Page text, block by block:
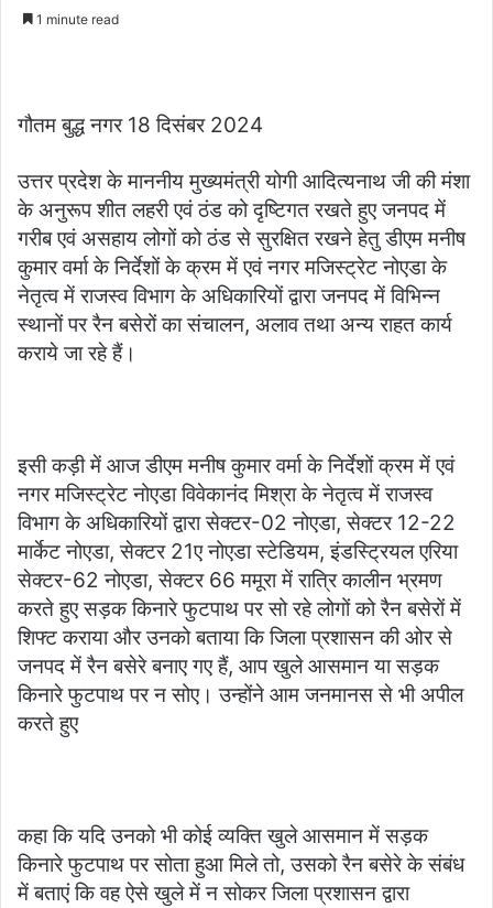
1 minute read
गौतम बुद्ध नगर 18 दिसंबर 2024
उत्तर प्रदेश के माननीय मुख्यमंत्री योगी आदित्यनाथ जी की मंशा
के अनुरूप शीत लहरी एवं ठंड को दृष्टिगत रखते हुए जनपद में
गरीब एवं असहाय लोगों को ठंड से सुरक्षित रखने हेतु डीएम मनीष
कुमार वर्मा के निर्देशों के क्रम में एवं नगर मजिस्ट्रेट नोएडा के
नेतृत्व में राजस्व विभाग के अधिकारियों द्वारा जनपद में विभिन्न
स्थानों पर रैन बसेरों का संचालन, अलाव तथा अन्य राहत कार्य
कराये जा रहे हैं।
इसी कड़ी में आज डीएम मनीष कुमार वर्मा के निर्देशों क्रम में एवं
नगर मजिस्ट्रेट नोएडा विवेकानंद मिश्रा के नेतृत्व में राजस्व
विभाग के अधिकारियों द्वारा सेक्टर-02 नोएडा, सेक्टर 12-22
मार्केट नोएडा, सेक्टर 21ए नोएडा स्टेडियम, इंडस्ट्रियल एरिया
सेक्टर-62 नोएडा, सेक्टर 66 ममूरा में रात्रि कालीन भ्रमण
करते हुए सड़क किनारे फुटपाथ पर सो रहे लोगों को रैन बसेरों में
शिफ्ट कराया और उनको बताया कि जिला प्रशासन की ओर से
जनपद में रैन बसेरे बनाए गए हैं, आप खुले आसमान या सड़क
किनारे फुटपाथ पर न सोए। उन्होंने आम जनमानस से भी अपील
करते हुए
कहा कि यदि उनको भी कोई व्यक्ति खुले आसमान में सड़क
किनारे फुटपाथ पर सोता हुआ मिले तो, उसको रैन बसेरे के संबंध
में बताएं कि वह ऐसे खुले में न सोकर जिला प्रशासन द्वारा